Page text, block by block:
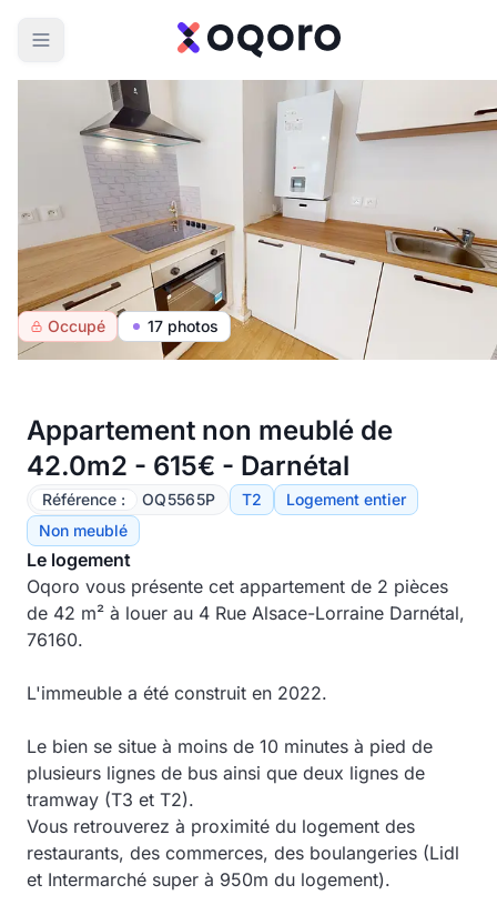
Occupé 17 photos
Appartement non meublé de
42.0m2 - 615€ - Darnétal
Référence : OQ5565P T2
Logement entier
Non meublé
Le logement
Oqoro vous présente cet appartement de 2 pièces
de 42 m² à louer au 4 Rue Alsace-Lorraine Darnétal,
76160.
L'immeuble a été construit en 2022.
Le bien se situe à moins de 10 minutes à pied de
plusieurs lignes de bus ainsi que deux lignes de
tramway (T3 et T2).
Vous retrouverez à proximité du logement des
restaurants, des commerces, des boulangeries (Lidl
et Intermarché super à 950m du logement).